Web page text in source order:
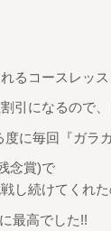
るコースレッ
引になるので
度に毎回『ガ
念賞)で
戦し続けてくれ
最高でした!!